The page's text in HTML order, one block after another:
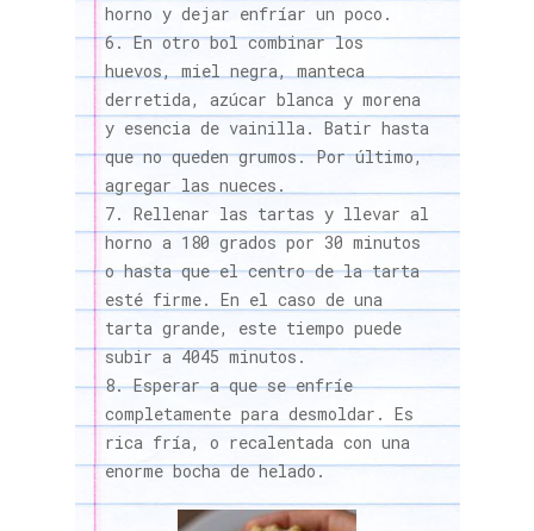
horno y dejar enfríar un poco.
En otro bol combinar los
huevos, miel negra, manteca
derretida, azúcar blanca y morena
y esencia de vainilla. Batir hasta
que no queden grumos. Por último,
agregar las nueces.
Rellenar las tartas y llevar al
horno a 180 grados por 30 minutos
o hasta que el centro de la tarta
esté firme. En el caso de una
tarta grande, este tiempo puede
subir a 4045 minutos.
Esperar a que se enfríe
completamente para desmoldar. Es
rica fría, o recalentada con una
enorme bocha de helado.